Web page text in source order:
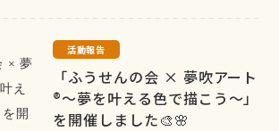
活動報告
「ふうせんの会 × 夢吹アート
®〜夢を叶える色で描こう〜」
を開催しました🎨🌸